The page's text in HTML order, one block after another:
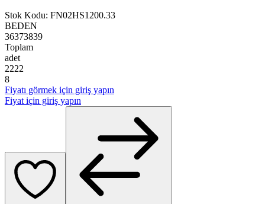
Stok Kodu: FN02HS1200.33
BEDEN
36373839
Toplam
adet
2222
8
Fiyatı görmek için giriş yapın
Fiyat için giriş yapın